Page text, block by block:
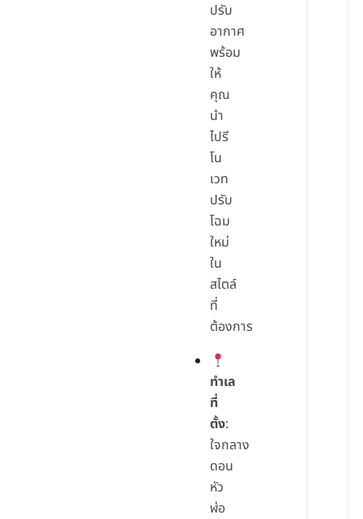
ปรับ
อากาศ
พร้อม
ให้
คุณ
นำ
ไปรี
โน
เวท
ปรับ
โฉม
ใหม่
ใน
สไตล์
ที่
ต้องการ
ทำเล
ที่
ตั้ง:
ใจกลาง
ดอน
หัว
ฬ่อ